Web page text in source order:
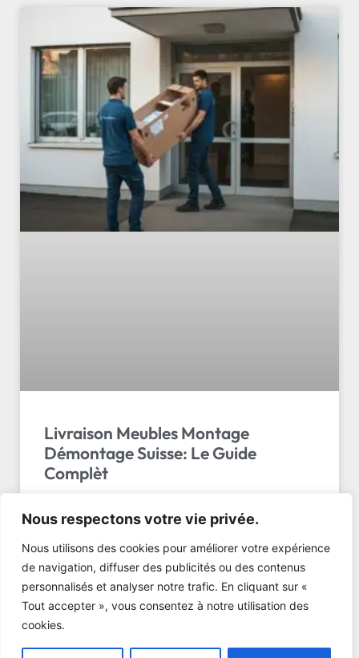
Nous respectons votre vie privée.
Nous utilisons des cookies pour améliorer votre expérience
de navigation, diffuser des publicités ou des contenus
personnalisés et analyser notre trafic. En cliquant sur «
Tout accepter », vous consentez à notre utilisation des
cookies.
Livraison Meubles Montage
Démontage Suisse: Le Guide
Complèt
Livraison Meubles avec Montage Démontage Suisse
: Le Service Tout-Inclus pour Particuliers et Pros
Vous venez d’acheter le canapé de vos rêves ou
une armoire ma…
LIRE L'ARTICLE »